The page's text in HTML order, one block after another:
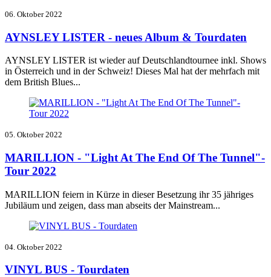
06. Oktober 2022
AYNSLEY LISTER - neues Album & Tourdaten
AYNSLEY LISTER ist wieder auf Deutschlandtournee inkl. Shows
in Österreich und in der Schweiz! Dieses Mal hat der mehrfach mit
dem British Blues...
05. Oktober 2022
MARILLION - "Light At The End Of The Tunnel"-
Tour 2022
MARILLION feiern in Kürze in dieser Besetzung ihr 35 jähriges
Jubiläum und zeigen, dass man abseits der Mainstream...
04. Oktober 2022
VINYL BUS - Tourdaten